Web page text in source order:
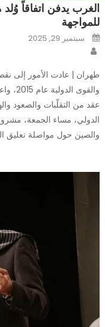
الغرب يدفن اتفاقاً
للمواجهة
Posted
onسبتمبر 29, 2025
طهران | عادت الأمور إلى
عقد من التقلّبات والصعود
الدولي، مساء الجمعة،
والصين حول مواصلة تعليق